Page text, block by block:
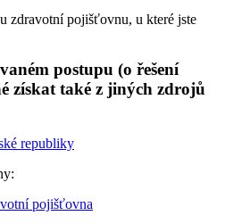
zdravotní pojišťovnu, u které jste
postupu (o řešení
získat také z jiných zdrojů
republiky
pojišťovna